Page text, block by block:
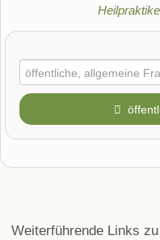
Weiterführende Links